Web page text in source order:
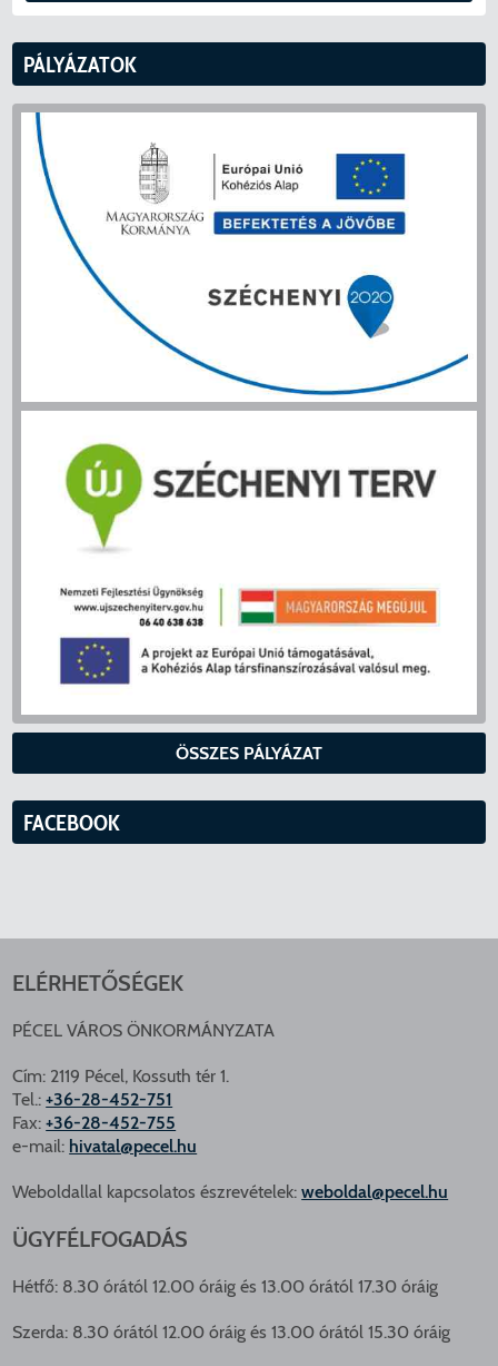
PÁLYÁZATOK
ÖSSZES PÁLYÁZAT
FACEBOOK
ELÉRHETŐSÉGEK
PÉCEL VÁROS ÖNKORMÁNYZATA
Cím: 2119 Pécel, Kossuth tér 1.
Tel.:+36-28-452-751
Fax:+36-28-452-755
e-mail: hivatal@pecel.hu
Weboldallal kapcsolatos észrevételek:weboldal@pecel.hu
ÜGYFÉLFOGADÁS
Hétfő: 8.30 órától 12.00 óráig és 13.00 órától 17.30 óráig
Szerda: 8.30 órától 12.00 óráig és 13.00 órától 15.30 óráig